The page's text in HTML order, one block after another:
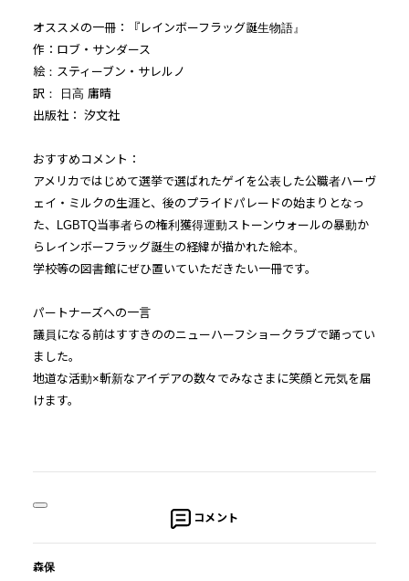
オススメの一冊：『レインボーフラッグ誕生物語』
作：ロブ・サンダース
絵：スティーブン・サレルノ
訳： 日高 庸晴
出版社： 汐文社
おすすめコメント：
アメリカではじめて選挙で選ばれたゲイを公表した公職者ハーヴ
ェイ・ミルクの生涯と、後のプライドパレードの始まりとなっ
た、LGBTQ当事者らの権利獲得運動ストーンウォールの暴動か
らレインボーフラッグ誕生の経緯が描かれた絵本。
学校等の図書館にぜひ置いていただきたい一冊です。
パートナーズへの一言
議員になる前はすすきののニューハーフショークラブで踊ってい
ました。
地道な活動×斬新なアイデアの数々でみなさまに笑顔と元気を届
けます。
コメント
森保